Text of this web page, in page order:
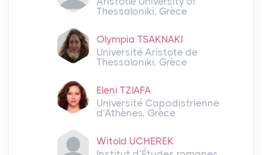
Thessaloniki, Grèce
Olympia TSAKNAKI
Université Aristote de
Thessaloniki, Grèce
Eleni TZIAFA
Université Capodistrienne
d'Athènes, Grèce
Witold UCHEREK